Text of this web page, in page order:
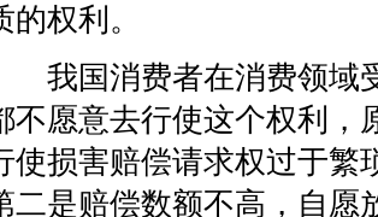
的权利。
我国消费者在消费领域
不愿意去行使这个权利，
使损害赔偿请求权过于繁
二是赔偿数额不高，自愿